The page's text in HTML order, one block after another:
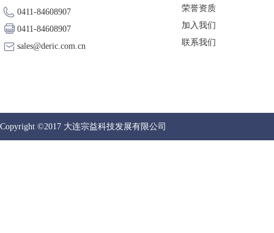
0411-84608907
0411-84608907
sales@deric.com.cn
荣誉资质
加入我们
联系我们
Copyright ©2017 大连宗益科技发展有限公司